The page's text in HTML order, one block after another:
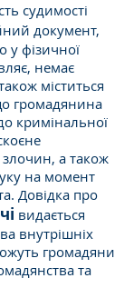
судимості
документ,
у фізичної
немає
міститься
громадянина
кримінальної
а також
на момент
Довідка про
видається
внутрішніх
громадяни
та